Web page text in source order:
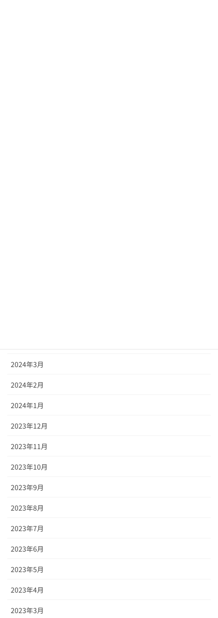
2024年3月
2024年2月
2024年1月
2023年12月
2023年11月
2023年10月
2023年9月
2023年8月
2023年7月
2023年6月
2023年5月
2023年4月
2023年3月